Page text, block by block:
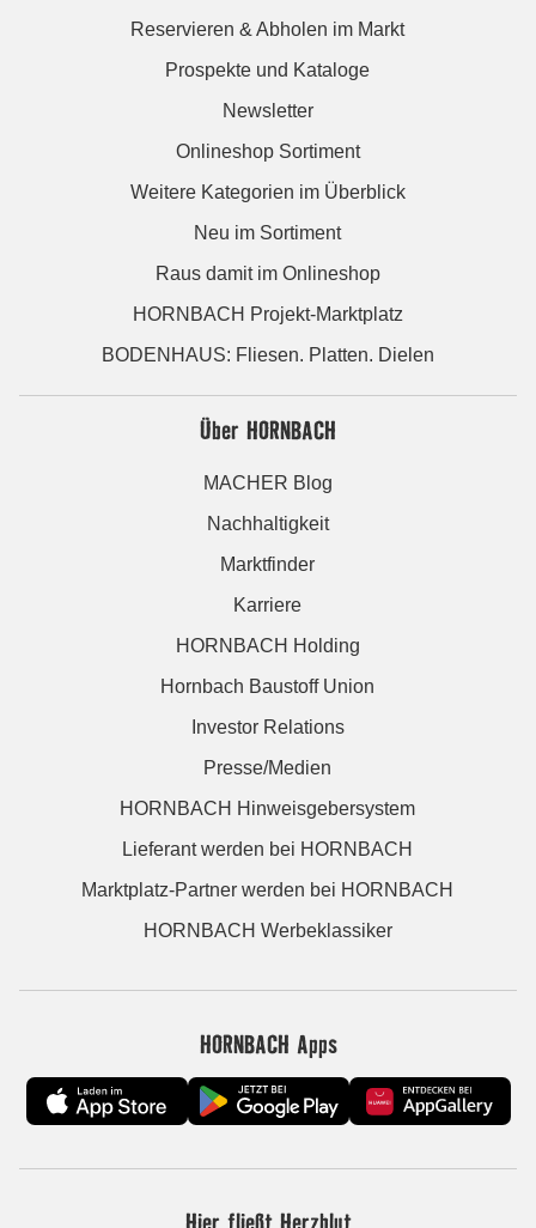
Reservieren & Abholen im Markt
Prospekte und Kataloge
Newsletter
Onlineshop Sortiment
Weitere Kategorien im Überblick
Neu im Sortiment
Raus damit im Onlineshop
HORNBACH Projekt-Marktplatz
BODENHAUS: Fliesen. Platten. Dielen
Über HORNBACH
MACHER Blog
Nachhaltigkeit
Marktfinder
Karriere
HORNBACH Holding
Hornbach Baustoff Union
Investor Relations
Presse/Medien
HORNBACH Hinweisgebersystem
Lieferant werden bei HORNBACH
Marktplatz-Partner werden bei HORNBACH
HORNBACH Werbeklassiker
HORNBACH Apps